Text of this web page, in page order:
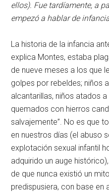
ellos). Fue tardíamente, a
empezó a hablar de
La historia de la infancia
explica Montes, estaba
de nueve meses a los que
golpes por rebeldes; niños
alcantarillas, niños atados
quemados con hierros
salvajemente”. No es que
en nuestros días (el abuso
explotación sexual infantil
adquirido un auge
de que nunca existió un
predispusiera, con base en